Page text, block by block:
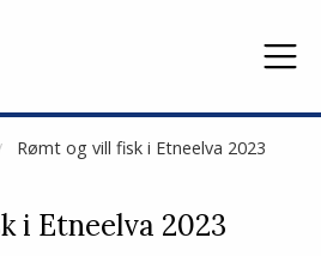
Rømt og vill fisk i Etneelva 2023
i Etneelva 2023